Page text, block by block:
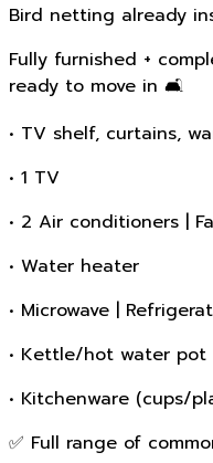
Bird netting already
Fully furnished +
ready to move in 🛋️
• TV shelf, curtains,
• 1 TV
• 2 Air conditioners |
• Water heater
• Microwave |
• Kettle/hot water pot
• Kitchenware (cups/
✅ Full range of